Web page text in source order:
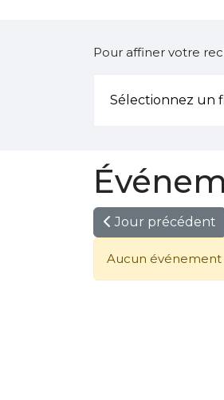
Pour affiner votre
Sélectionnez un
Jour précédent
Aucun événement